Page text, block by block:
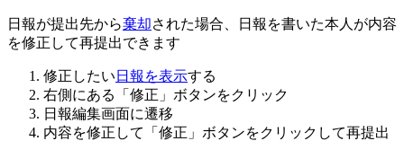
日報が提出先から棄却された場合、日報を書いた本人が内容
を修正して再提出できます
修正したい 日報を表示する
右側にある「修正」ボタンをクリック
日報編集画面に遷移
内容を修正して「修正」ボタンをクリックして再提出